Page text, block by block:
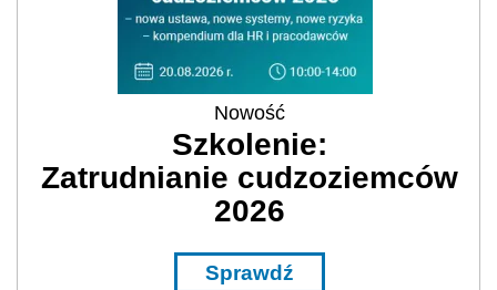
Nowość
Szkolenie:
Zatrudnianie cudzoziemców
2026
Sprawdź